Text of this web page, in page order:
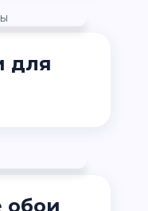
для
обои